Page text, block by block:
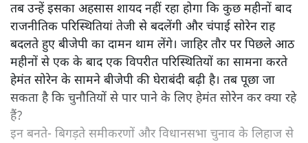
तब उन्हें इसका अहसास शायद नहीं रहा होगा कि कुछ महीनों बाद
राजनीतिक परिस्थितियां तेजी से बदलेंगी और चंपाई सोरेन राह
बदलते हुए बीजेपी का दामन थाम लेंगे। जाहिर तौर पर पिछले आठ
महीनों से एक के बाद एक विपरीत परिस्थितियों का सामना करते
हेमंत सोरेन के सामने बीजेपी की घेराबंदी बढ़ी है। तब पूछा जा
सकता है कि चुनौतियों से पार पाने के लिए हेमंत सोरेन कर क्या रहे
हैं?
इन बनते- बिगड़ते समीकरणों और विधानसभा चुनाव के लिहाज से